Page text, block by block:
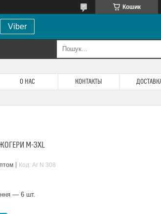
Кошик
Viber
О НАС КОНТАКТЫ
M-3XL
Код: Ar N 308
— 6 шт.